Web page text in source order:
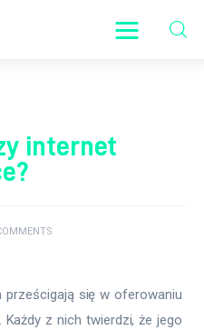
internet
się w oferowaniu
z nich twierdzi, że jego